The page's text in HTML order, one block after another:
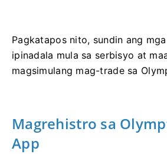
Pagkatapos nito, sundin ang
ipinadala mula sa serbisyo at
magsimulang mag-trade sa
Magrehistro sa
App